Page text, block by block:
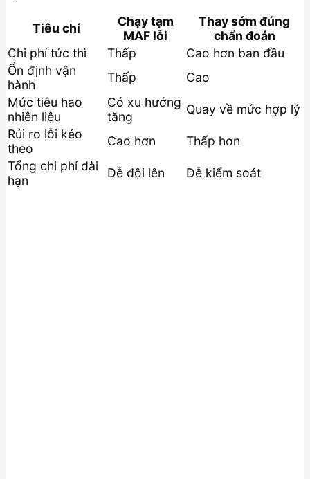
Tiêu chí
Chạy tạm
MAF lỗi
Thay sớm đúng
chẩn đoán
Chi phí tức thì
Thấp
Cao hơn ban đầu
Ổn định vận
hành
Thấp
Cao
Mức tiêu hao
nhiên liệu
Có xu hướng
tăng
Quay về mức hợp lý
Rủi ro lỗi kéo
theo
Cao hơn
Thấp hơn
Tổng chi phí dài
hạn
Dễ đội lên Dễ kiểm soát